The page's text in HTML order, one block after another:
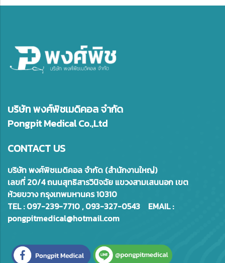
บริษัท พงศ์พิชเมดิคอล จำกัด
Pongpit Medical Co.,Ltd
CONTACT US
บริษัท พงศ์พิชเมดิคอล จำกัด (สำนักงานใหญ่)
เลขที่ 20/4 ถนนสุทธิสารวินิจฉัย แขวงสามเสนนอก เขต
ห้วยขวาง กรุงเทพมหานคร 10310
TEL : 097-239-7710 , 093-327-0543 EMAIL :
pongpitmedical@hotmail.com